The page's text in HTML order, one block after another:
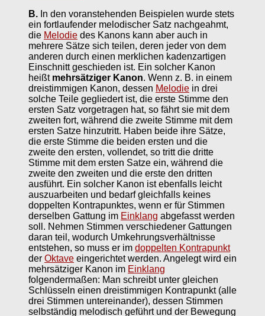
B. In den voranstehenden Beispielen wurde stets
ein fortlaufender melodischer Satz nachgeahmt,
die Melodie des Kanons kann aber auch in
mehrere Sätze sich teilen, deren jeder von dem
anderen durch einen merklichen kadenzartigen
Einschnitt geschieden ist. Ein solcher Kanon
heißt mehrsätziger Kanon. Wenn z. B. in einem
dreistimmigen Kanon, dessen Melodie in drei
solche Teile gegliedert ist, die erste Stimme den
ersten Satz vorgetragen hat, so fährt sie mit dem
zweiten fort, während die zweite Stimme mit dem
ersten Satze hinzutritt. Haben beide ihre Sätze,
die erste Stimme die beiden ersten und die
zweite den ersten, vollendet, so tritt die dritte
Stimme mit dem ersten Satze ein, während die
zweite den zweiten und die erste den dritten
ausführt. Ein solcher Kanon ist ebenfalls leicht
auszuarbeiten und bedarf gleichfalls keines
doppelten Kontrapunktes, wenn er für Stimmen
derselben Gattung im Einklang abgefasst werden
soll. Nehmen Stimmen verschiedener Gattungen
daran teil, wodurch Umkehrungsverhältnisse
entstehen, so muss er im doppelten Kontrapunkt
der Oktave eingerichtet werden. Angelegt wird ein
mehrsätziger Kanon im Einklang
folgendermaßen: Man schreibt unter gleichen
Schlüsseln einen dreistimmigen Kontrapunkt (alle
drei Stimmen untereinander), dessen Stimmen
selbständig melodisch geführt und der Bewegung